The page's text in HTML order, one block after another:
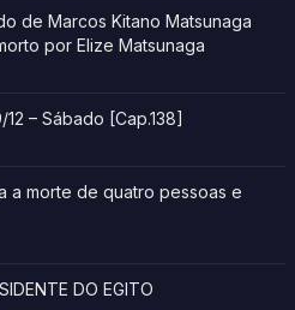
de Marcos Kitano Matsunaga
por Elize Matsunaga
– Sábado [Cap.138]
a morte de quatro pessoas e
DO EGITO